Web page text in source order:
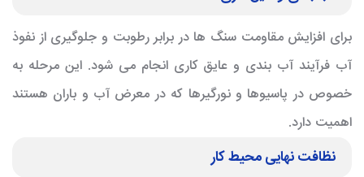
برای افزایش مقاومت سنگ ها در برابر رطوبت و جلوگیری از نفوذ
آب فرآیند آب بندی و عایق کاری انجام می شود. این مرحله به
خصوص در پاسیوها و نورگیرها که در معرض آب و باران هستند
اهمیت دارد.
نظافت نهایی محیط کار